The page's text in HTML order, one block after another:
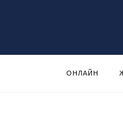
ОНЛАЙН